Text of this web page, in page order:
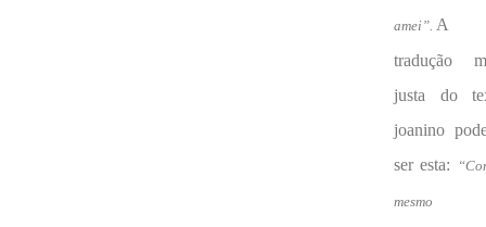
amei”.A
tradução
justa do
joanino
ser esta:
mesmo